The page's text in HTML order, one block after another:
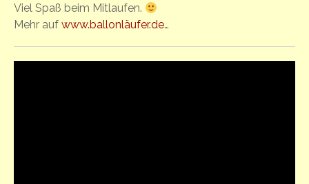
Viel Spaß beim Mitlaufen.
Mehr auf www.ballonläufer.de…